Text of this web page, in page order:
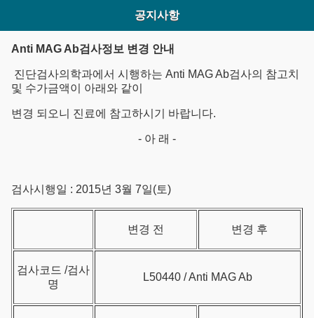
공지사항
Anti MAG Ab검사정보 변경 안내
진단검사의학과에서 시행하는 Anti MAG Ab검사의 참고치
및 수가금액이 아래와 같이
변경 되오니 진료에 참고하시기 바랍니다.
- 아 래 -
검사시행일 : 2015년 3월 7일(토)
변경 전 변경 후
검사코드 /검사
명
L50440 / Anti MAG Ab